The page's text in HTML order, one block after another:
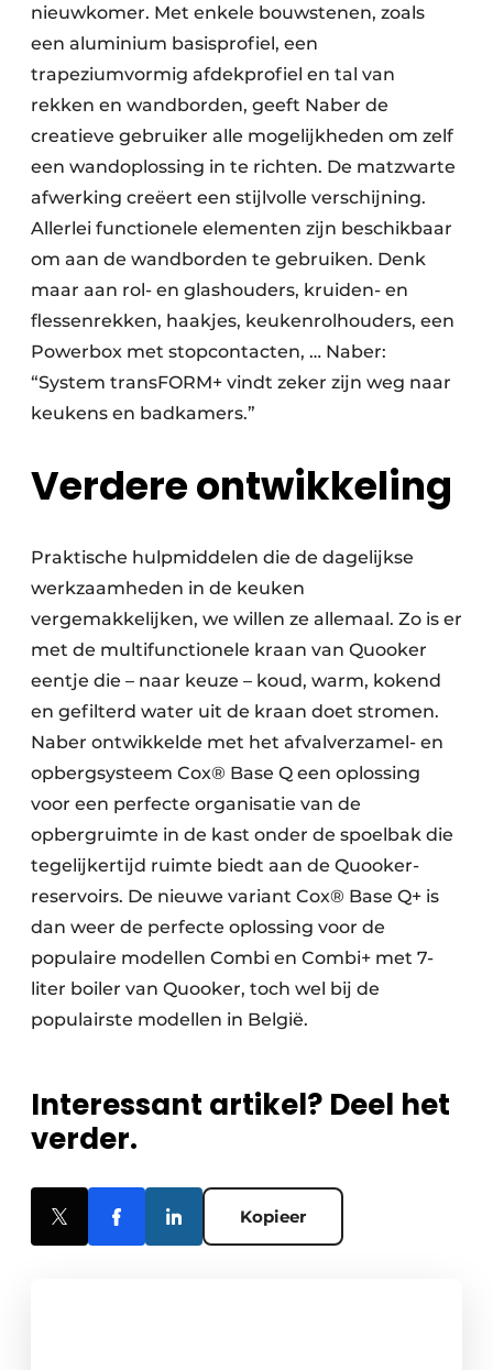
nieuwkomer. Met enkele bouwstenen, zoals
een aluminium basisprofiel, een
trapeziumvormig afdekprofiel en tal van
rekken en wandborden, geeft Naber de
creatieve gebruiker alle mogelijkheden om zelf
een wandoplossing in te richten. De matzwarte
afwerking creëert een stijlvolle verschijning.
Allerlei functionele elementen zijn beschikbaar
om aan de wandborden te gebruiken. Denk
maar aan rol- en glashouders, kruiden- en
flessenrekken, haakjes, keukenrolhouders, een
Powerbox met stopcontacten, … Naber:
“System transFORM+ vindt zeker zijn weg naar
keukens en badkamers.”
Verdere ontwikkeling
Praktische hulpmiddelen die de dagelijkse
werkzaamheden in de keuken
vergemakkelijken, we willen ze allemaal. Zo is er
met de multifunctionele kraan van Quooker
eentje die – naar keuze – koud, warm, kokend
en gefilterd water uit de kraan doet stromen.
Naber ontwikkelde met het afvalverzamel- en
opbergsysteem Cox® Base Q een oplossing
voor een perfecte organisatie van de
opbergruimte in de kast onder de spoelbak die
tegelijkertijd ruimte biedt aan de Quooker-
reservoirs. De nieuwe variant Cox® Base Q+ is
dan weer de perfecte oplossing voor de
populaire modellen Combi en Combi+ met 7-
liter boiler van Quooker, toch wel bij de
populairste modellen in België.
Interessant artikel? Deel het
verder.
Kopieer